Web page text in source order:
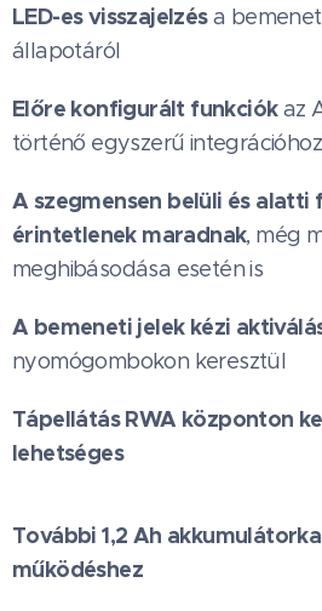
LED-es visszajelzésa
állapotáról
Előre konfigurált funkciókaz
történő egyszerű integrációhoz
A szegmensen belüli és alatti
érintetlenek maradnak, még
meghibásodása esetén is
A bemeneti jelek kézi
nyomógombokon keresztül
Tápellátás RWA központon
lehetséges
További 1,2 Ah
működéshez